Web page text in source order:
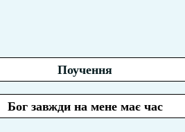
Поучення
Бог завжди на мене має час